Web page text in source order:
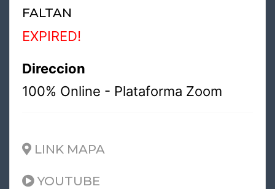
FALTAN
EXPIRED!
Direccion
100% Online - Plataforma Zoom
LINK MAPA
YOUTUBE